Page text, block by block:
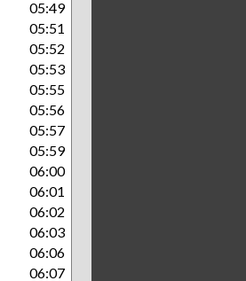
05:49
05:51
05:52
05:53
05:55
05:56
05:57
05:59
06:00
06:01
06:02
06:03
06:06
06:07